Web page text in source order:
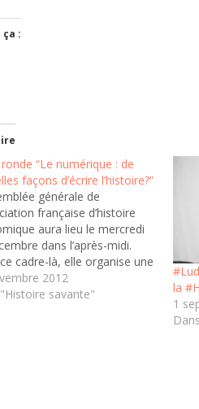
ça :
“Le numérique : de
façons d’écrire l’histoire?”
générale de
française d’histoire
aura lieu le mercredi
dans l’après-midi.
cadre-là, elle organise une
intitulée “Le numérique
façons d’écrire
2012
savante"
la
1